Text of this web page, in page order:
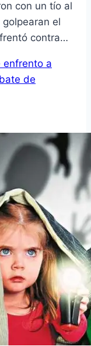
con un tí­o al
el
contra…
enfrento a
de